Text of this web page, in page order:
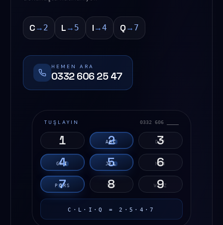
C→ 2 L→ 5 I→4 Q→ 7
HEMEN ARA
0332 606 25 47
TUŞLAYIN 0332 606 ____
1 2
AB C 3
DEF
4
GH I 5
JK L 6
MNO
7
P Q RS 8
TUV 9
WXYZ
C·L·I·Q = 2·5·4·7